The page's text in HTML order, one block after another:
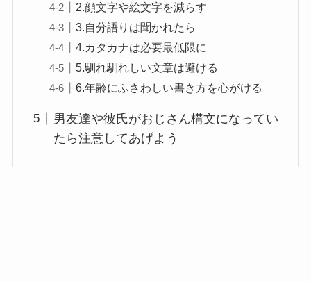
2.顔文字や絵文字を減らす
3.自分語りは聞かれたら
4.カタカナは必要最低限に
5.馴れ馴れしい文章は避ける
6.年齢にふさわしい書き方を心がける
男友達や彼氏がおじさん構文になってい
たら注意してあげよう